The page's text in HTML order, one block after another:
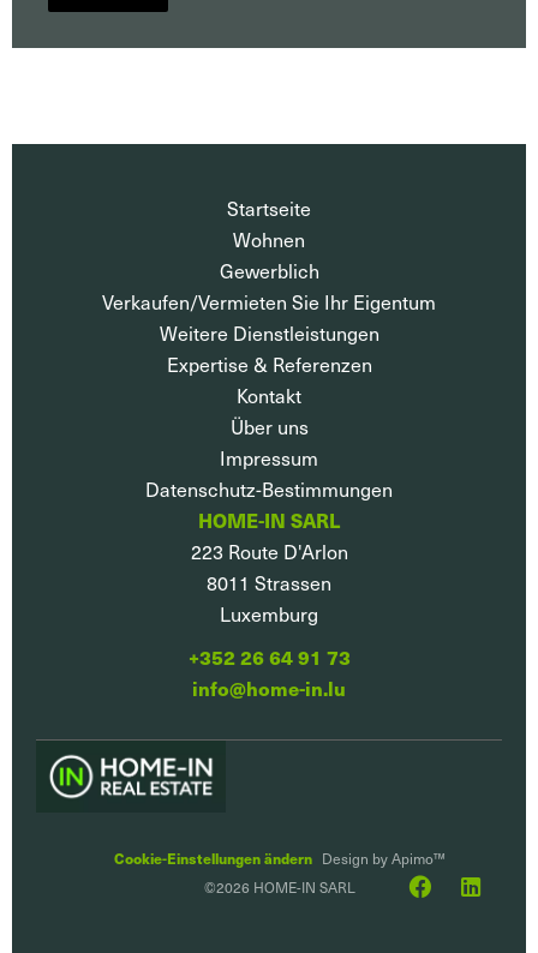
Startseite
Wohnen
Gewerblich
Verkaufen/Vermieten Sie Ihr Eigentum
Weitere Dienstleistungen
Expertise & Referenzen
Kontakt
Über uns
Impressum
Datenschutz-Bestimmungen
HOME-IN SARL
223 Route D'Arlon
8011 Strassen
Luxemburg
+352 26 64 91 73
info@home-in.lu
Cookie-Einstellungen ändern Design byApimo™
©2026 HOME-IN SARL